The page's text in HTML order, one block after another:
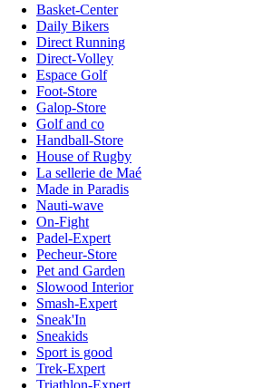
Basket-Center
Daily Bikers
Direct Running
Direct-Volley
Espace Golf
Foot-Store
Galop-Store
Golf and co
Handball-Store
House of Rugby
La sellerie de Maé
Made in Paradis
Nauti-wave
On-Fight
Padel-Expert
Pecheur-Store
Pet and Garden
Slowood Interior
Smash-Expert
Sneak'In
Sneakids
Sport is good
Trek-Expert
Triathlon-Expert